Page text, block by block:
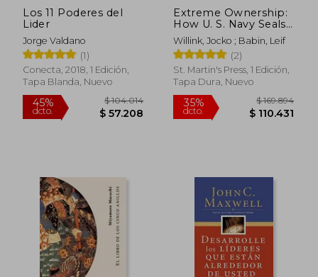
Rápido
Los 11 Poderes del
Lider
Jorge Valdano
(1)
Conecta, 2018, 1 Edición,
Tapa Blanda, Nuevo
Extreme Ownership:
How U. S. Navy Seals
Lead and win (en
Inglés)
Willink, Jocko ; Babin, Leif
(2)
St. Martin's Press, 1 Edición,
Tapa Dura, Nuevo